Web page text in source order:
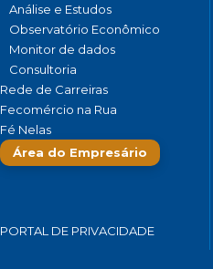
Análise e Estudos
Observatório Econômico
Monitor de dados
Consultoria
Rede de Carreiras
Fecomércio na Rua
Fé Nelas
Área do Empresário
PORTAL DE PRIVACIDADE